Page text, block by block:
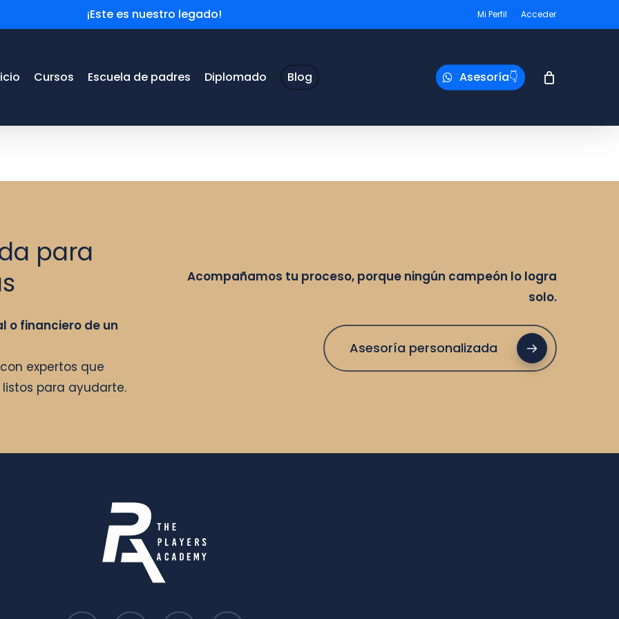
¡Este es nuestro legado! Mi Perfil Acceder
Cursos Escuela de padres Diplomado Blog Asesoría👇
para
o financiero de un
expertos que
para ayudarte.
Acompañamos tu proceso, porque ningún campeón lo logra
solo.
Asesoría personalizada